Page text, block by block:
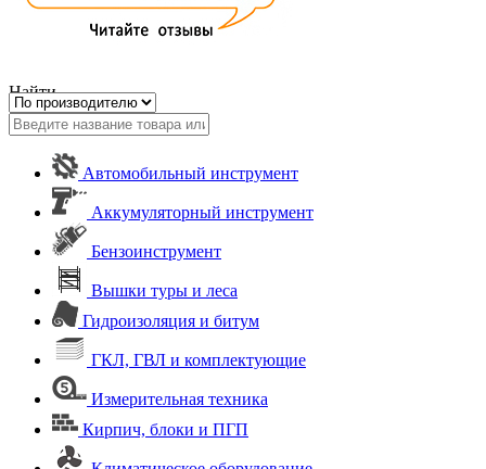
Найти
Автомобильный инструмент
Аккумуляторный инструмент
Бензоинструмент
Вышки туры и леса
Гидроизоляция и битум
ГКЛ, ГВЛ и комплектующие
Измерительная техника
Кирпич, блоки и ПГП